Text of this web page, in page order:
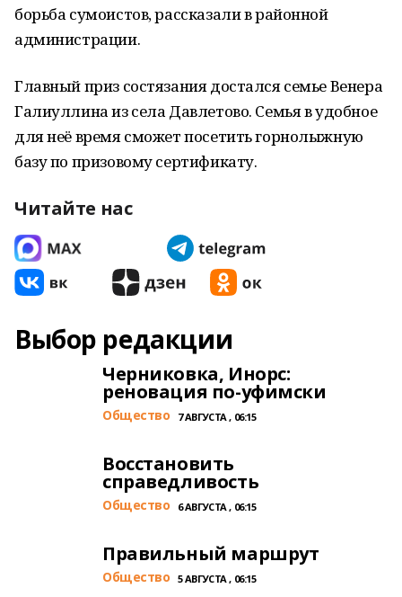
борьба сумоистов, рассказали в районной
администрации.
Главный приз состязания достался семье Венера
Галиуллина из села Давлетово. Семья в удобное
для неё время сможет посетить горнолыжную
базу по призовому сертификату.
Читайте нас
Выбор редакции
Черниковка, Инорс:
реновация по-уфимски
Общество 7 АВГУСТА , 06:15
Восстановить
справедливость
Общество 6 АВГУСТА , 06:15
Правильный маршрут
Общество 5 АВГУСТА , 06:15